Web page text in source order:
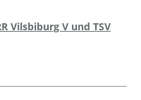
Vilsbiburg V und TSV